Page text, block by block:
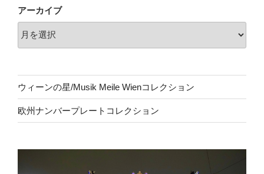
アーカイブ
ウィーンの星/Musik Meile Wienコレクション
欧州ナンバープレートコレクション